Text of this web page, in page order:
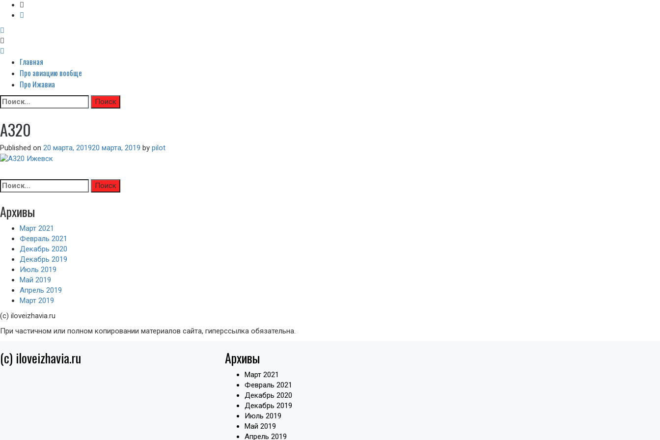
Я люблю ИжАвиа
Неофициальный сайт авиакомпании Ижавиа: Ижавиа и авиация России
Primary
Menu
Главная
Про авиацию вообще
Про Ижавиа
Skip
to
Найти:
A320
Published on 20 марта, 201920 марта, 2019 by pilot
Навигация
по
записям
Найти:
Архивы
Март 2021
Февраль 2021
Декабрь 2020
Декабрь 2019
Июль 2019
Май 2019
Апрель 2019
Март 2019
(с) iloveizhavia.ru
При частичном или полном копировании материалов сайта, гиперссылка обязательна.
(c) iloveizhavia.ru Архивы
Март 2021
Февраль 2021
Декабрь 2020
Декабрь 2019
Июль 2019
Май 2019
Апрель 2019